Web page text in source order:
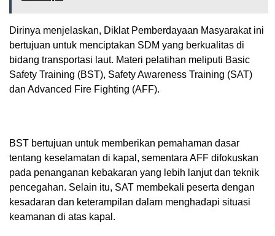
Dirinya menjelaskan, Diklat Pemberdayaan Masyarakat ini
bertujuan untuk menciptakan SDM yang berkualitas di
bidang transportasi laut. Materi pelatihan meliputi Basic
Safety Training (BST), Safety Awareness Training (SAT)
dan Advanced Fire Fighting (AFF).
BST bertujuan untuk memberikan pemahaman dasar
tentang keselamatan di kapal, sementara AFF difokuskan
pada penanganan kebakaran yang lebih lanjut dan teknik
pencegahan. Selain itu, SAT membekali peserta dengan
kesadaran dan keterampilan dalam menghadapi situasi
keamanan di atas kapal.